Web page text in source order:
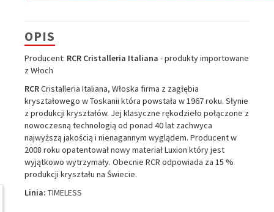
OPIS
Producent: RCR Cristalleria Italiana - produkty importowane
z Włoch
RCRCristalleria Italiana, Włoska firma z zagłębia
kryształowego w Toskanii która powstała w 1967 roku. Słynie
z produkcji kryształów. Jej klasyczne rękodzieło połączone z
nowoczesną technologią od ponad 40 lat zachwyca
najwyższą jakością i nienagannym wyglądem. Producent w
2008 roku opatentował nowy materiał Luxion który jest
wyjątkowo wytrzymały. Obecnie RCR odpowiada za 15 %
produkcji kryształu na Świecie.
Linia: TIMELESS